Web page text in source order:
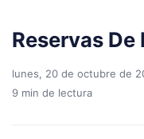
Reservas
lunes, 20 de octubre de
9 min de lectura